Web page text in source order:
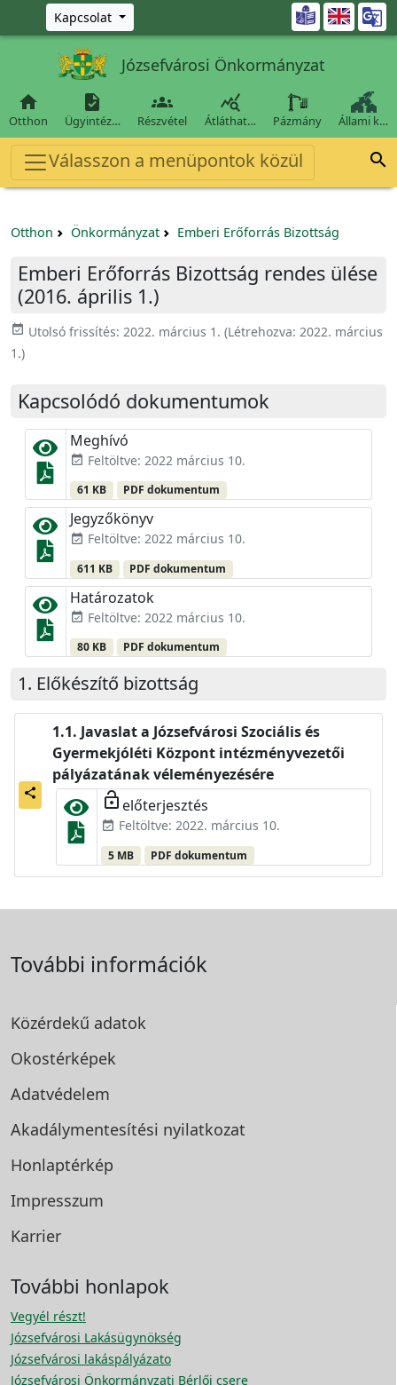
Ugrás a fő tartalomra
Kapcsolat 
Józsefvárosi Önkormányzat

Otthon

Ügyintéz…

Részvétel

Átláthat… Pázmány Állami k…
Válasszon a menüpontok közül 
Otthon Önkormányzat Emberi Erőforrás Bizottság
Emberi Erőforrás Bizottság rendes ülése
(2016. április 1.)
event_available Utolsó frissítés: 2022. március 1. (Létrehozva: 2022. március
1.)
Kapcsolódó dokumentumok
Meghívó
event_available Feltöltve: 2022 március 10.
61 KB PDF dokumentum
Jegyzőkönyv
event_available Feltöltve: 2022 március 10.
611 KB PDF dokumentum
Határozatok
event_available Feltöltve: 2022 március 10.
80 KB PDF dokumentum
Előkészítő bizottság
share
Javaslat a Józsefvárosi Szociális és
Gyermekjóléti Központ intézményvezetői
pályázatának véleményezésére
lock_open előterjesztés
event_available Feltöltve: 2022. március 10.
5 MB PDF dokumentum
További információk
Közérdekű adatok
Okostérképek
Adatvédelem
Akadálymentesítési nyilatkozat
Honlaptérkép
Impresszum
Karrier
További honlapok
Vegyél részt!
Józsefvárosi Lakásügynökség
Józsefvárosi lakáspályázato
Józsefvárosi Önkormányzati Bérlői csere